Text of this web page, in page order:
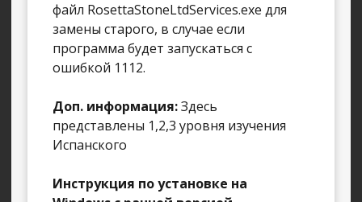
файл RosettaStoneLtdServices.exe для
замены старого, в случае если
программа будет запускаться с
ошибкой 1112.
Доп. информация:Здесь
представлены 1,2,3 уровня изучения
Испанского
Инструкция по установке на